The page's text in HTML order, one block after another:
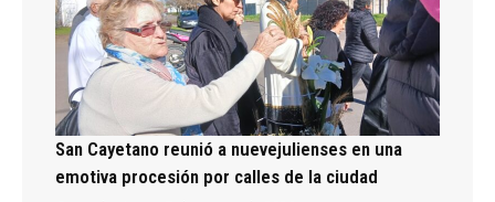
San Cayetano reunió a nuevejulienses en una
emotiva procesión por calles de la ciudad